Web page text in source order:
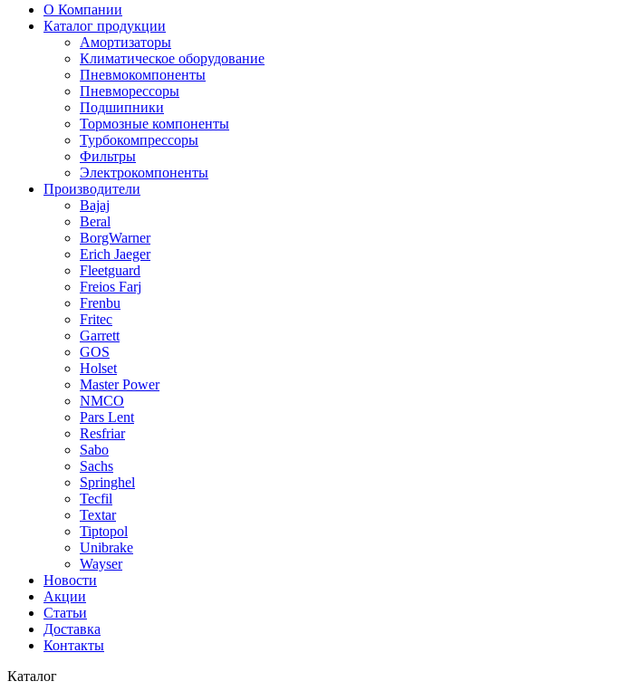
О Компании
Каталог продукции
Амортизаторы
Климатическое оборудование
Пневмокомпоненты
Пневморессоры
Подшипники
Тормозные компоненты
Турбокомпрессоры
Фильтры
Электрокомпоненты
Производители
Bajaj
Beral
BorgWarner
Erich Jaeger
Fleetguard
Freios Farj
Frenbu
Fritec
Garrett
GOS
Holset
Master Power
NMCO
Pars Lent
Resfriar
Sabo
Sachs
Springhel
Tecfil
Textar
Tiptopol
Unibrake
Wayser
Новости
Акции
Статьи
Доставка
Контакты
Каталог